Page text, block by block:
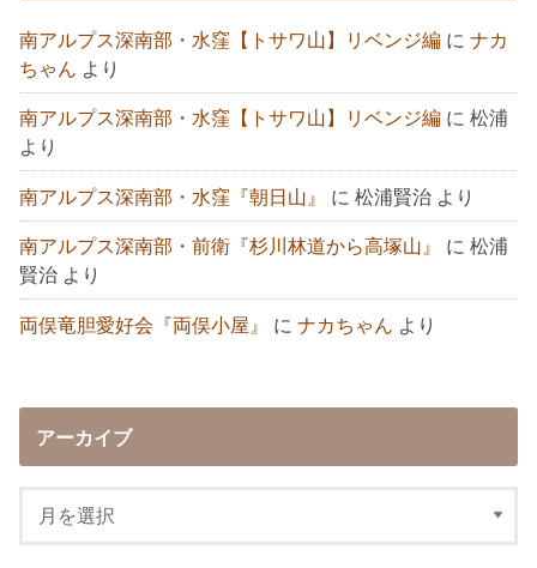
南アルプス深南部・水窪【トサワ山】リベンジ編 にナカ
ちゃん より
南アルプス深南部・水窪【トサワ山】リベンジ編 に松浦
より
南アルプス深南部・水窪『朝日山』 に松浦賢治 より
南アルプス深南部・前衛『杉川林道から高塚山』 に松浦
賢治 より
両俣竜胆愛好会『両俣小屋』 にナカちゃん より
アーカイブ